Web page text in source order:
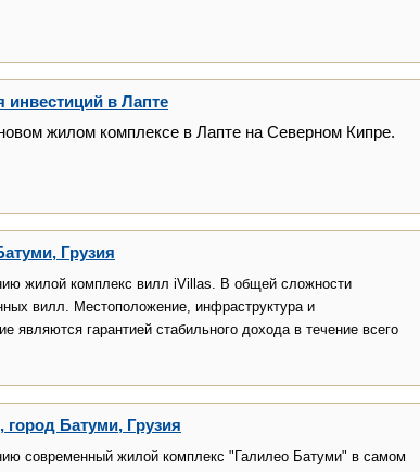
инвестиций в Лапте
жилом комплексе в Лапте на Северном Кипре.
Грузия
жилой комплекс вилл iVillas.
В общей сложности
вилл. Местоположение, инфраструктура и
являются гарантией стабильного дохода в течение всего
Батуми, Грузия
современный жилой комплекс "Галилео Батуми" в самом